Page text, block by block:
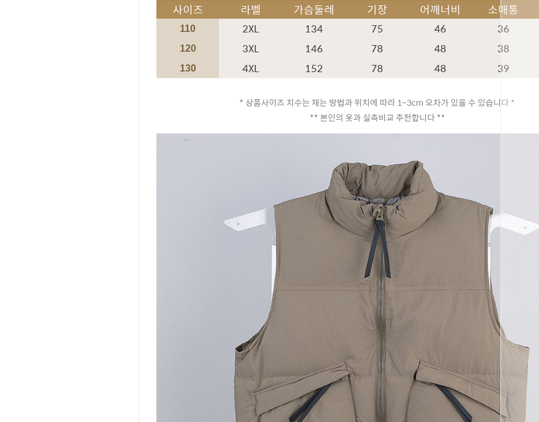
사이즈 라벨 가슴둘레 기장 어깨너비 소매통
110 2XL 134 75 46 36
120 3XL 146 78 48 38
130 4XL 152 78 48 39
* 상품사이즈 치수는 재는 방법과 위치에 따라 1~3cm 오차가 있을 수 있습니다 *
** 본인의 옷과 실측비교 추천합니다 **